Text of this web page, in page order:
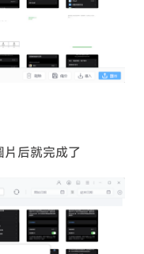
后就完成了